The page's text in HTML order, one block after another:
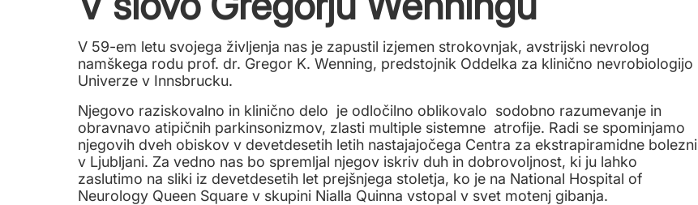
V 59-em letu svojega življenja nas je zapustil izjemen strokovnjak, avstrijski nevrolog
namškega rodu prof. dr. Gregor K. Wenning, predstojnik Oddelka za klinično nevrobiologijo
Univerze v Innsbrucku.
Njegovo raziskovalno in klinično delo je odločilno oblikovalo sodobno razumevanje in
obravnavo atipičnih parkinsonizmov, zlasti multiple sistemne atrofije. Radi se spominjamo
njegovih dveh obiskov v devetdesetih letih nastajajočega Centra za ekstrapiramidne bolezni
v Ljubljani. Za vedno nas bo spremljal njegov iskriv duh in dobrovoljnost, ki ju lahko
zaslutimo na sliki iz devetdesetih let prejšnjega stoletja, ko je na National Hospital of
Neurology Queen Square v skupini Nialla Quinna vstopal v svet motenj gibanja.